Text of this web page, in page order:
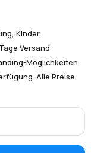
Kinder,
Versand
Möglichkeiten
Alle Preise